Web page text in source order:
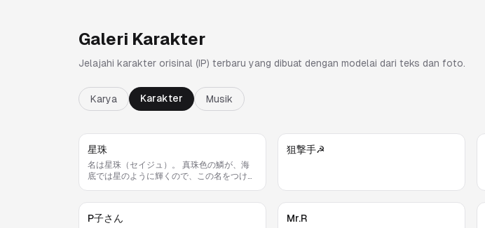
Galeri Karakter
Jelajahi karakter orisinal (IP) terbaru yang dibuat dengan modelai dari teks dan foto.
Karya Karakter Musik
星珠
名は星珠（セイジュ）。 真珠色の鱗が、海
底では星のように輝くので、この名をつけら
狙撃手☭
P子さん Mr.R